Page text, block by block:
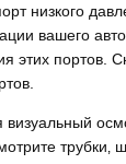
низкого
вашего
этих портов.
трубки‚